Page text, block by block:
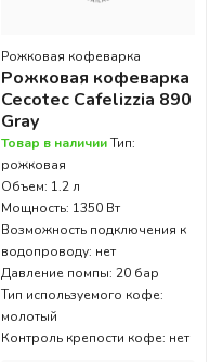
Рожковая кофеварка
Рожковая кофеварка
Cecotec Cafelizzia 890
Gray
Товар в наличииТип:
рожковая
Объем: 1.2 л
Мощность: 1350 Вт
Возможность подключения к
водопроводу: нет
Давление помпы: 20 бар
Тип используемого кофе:
молотый
Контроль крепости кофе: нет